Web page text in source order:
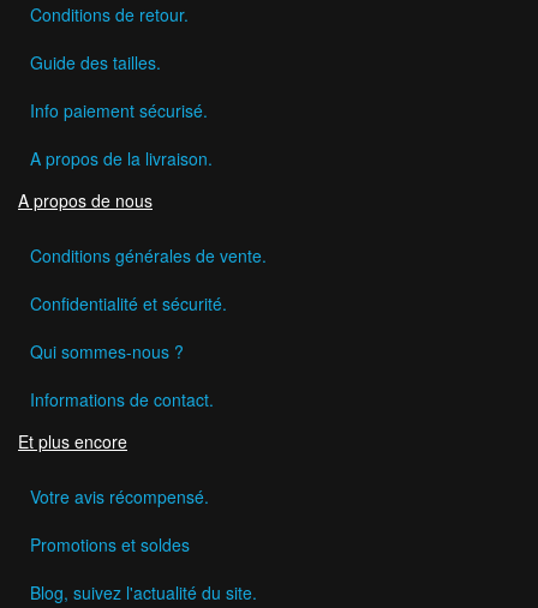
Conditions de retour.
Guide des tailles.
Info paiement sécurisé.
A propos de la livraison.
A propos de nous
Conditions générales de vente.
Confidentialité et sécurité.
Qui sommes-nous ?
Informations de contact.
Et plus encore
Votre avis récompensé.
Promotions et soldes
Blog, suivez l'actualité du site.